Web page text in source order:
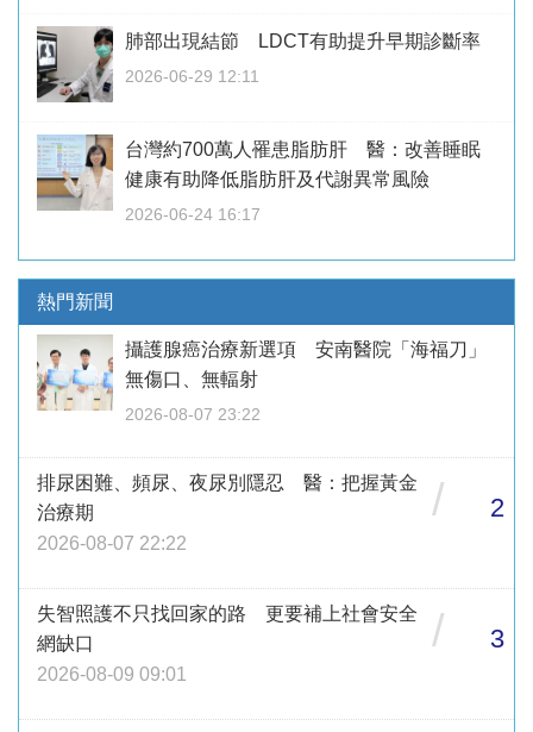
肺部出現結節 LDCT有助提升早期診斷率
2026-06-29 12:11
台灣約700萬人罹患脂肪肝 醫：改善睡眠
健康有助降低脂肪肝及代謝異常風險
2026-06-24 16:17
熱門新聞
攝護腺癌治療新選項 安南醫院「海福刀」
無傷口、無輻射
2026-08-07 23:22
排尿困難、頻尿、夜尿別隱忍 醫：把握黃金
治療期
2026-08-07 22:22
/ 2
失智照護不只找回家的路 更要補上社會安全
網缺口
2026-08-09 09:01
/ 3